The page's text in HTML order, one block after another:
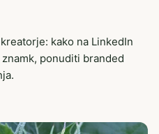
kako na LinkedIn
ponuditi branded